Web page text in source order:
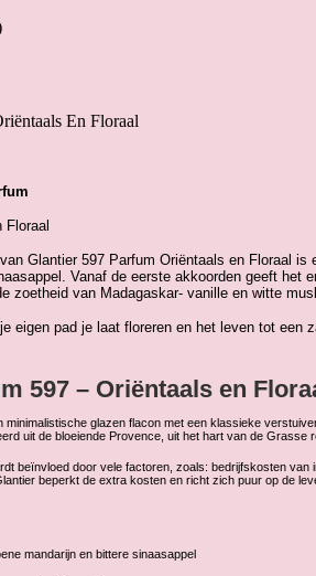
En Floraal
Floraal
Glantier 597 Parfum Oriëntaals en Floraal
Vanaf de eerste akkoorden geeft
zoetheid van Madagaskar- vanille en witte
eigen pad je laat floreren en het leven tot een
597 – Oriëntaals en
minimalistische glazen flacon met een klassieke
uit de bloeiende Provence, uit het hart van de Grasse
beïnvloed door vele factoren, zoals: bedrijfskosten
beperkt de extra kosten en richt zich puur op de
mandarijn en bittere sinaasappel